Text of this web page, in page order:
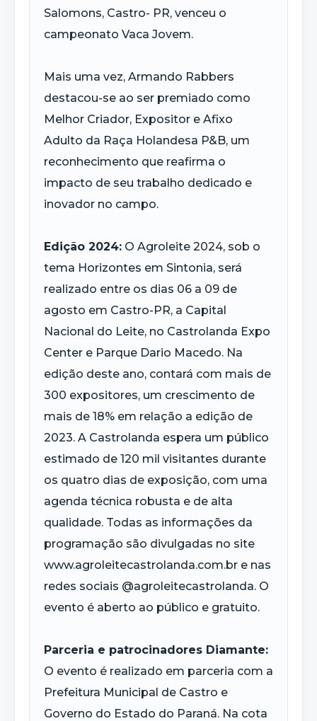
Salomons, Castro- PR, venceu o
campeonato Vaca Jovem.
Mais uma vez, Armando Rabbers
destacou-se ao ser premiado como
Melhor Criador, Expositor e Afixo
Adulto da Raça Holandesa P&B, um
reconhecimento que reafirma o
impacto de seu trabalho dedicado e
inovador no campo.
Edição 2024: O Agroleite 2024, sob o
tema Horizontes em Sintonia, será
realizado entre os dias 06 a 09 de
agosto em Castro-PR, a Capital
Nacional do Leite, no Castrolanda Expo
Center e Parque Dario Macedo. Na
edição deste ano, contará com mais de
300 expositores, um crescimento de
mais de 18% em relação a edição de
2023. A Castrolanda espera um público
estimado de 120 mil visitantes durante
os quatro dias de exposição, com uma
agenda técnica robusta e de alta
qualidade. Todas as informações da
programação são divulgadas no site
www.agroleitecastrolanda.com.br e nas
redes sociais @agroleitecastrolanda. O
evento é aberto ao público e gratuito.
Parceria e patrocinadores Diamante:
O evento é realizado em parceria com a
Prefeitura Municipal de Castro e
Governo do Estado do Paraná. Na cota